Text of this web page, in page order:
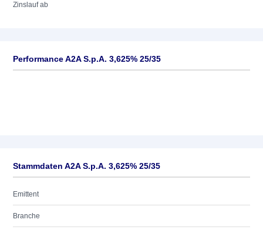
Zinslauf ab
Performance A2A S.p.A. 3,625% 25/35
Stammdaten A2A S.p.A. 3,625% 25/35
Emittent
Branche